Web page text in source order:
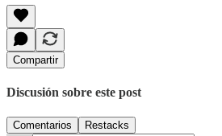
Compartir
Discusión sobre este post
Comentarios Restacks